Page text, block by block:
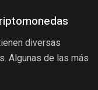
diversas
Algunas de las más